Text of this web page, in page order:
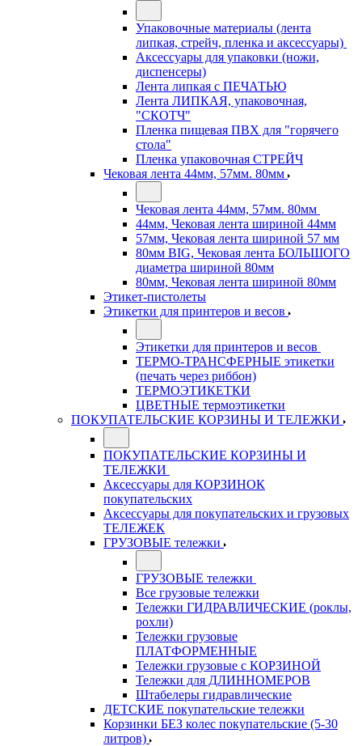
Упаковочные материалы (лента
липкая, стрейч, пленка и аксессуары)
Аксессуары для упаковки (ножи,
диспенсеры)
Лента липкая с ПЕЧАТЬЮ
Лента ЛИПКАЯ, упаковочная,
"СКОТЧ"
Пленка пищевая ПВХ для "горячего
стола"
Пленка упаковочная СТРЕЙЧ
Чековая лента 44мм, 57мм. 80мм
Чековая лента 44мм, 57мм. 80мм
44мм, Чековая лента шириной 44мм
57мм, Чековая лента шириной 57 мм
80мм BIG, Чековая лента БОЛЬШОГО
диаметра шириной 80мм
80мм, Чековая лента шириной 80мм
Этикет-пистолеты
Этикетки для принтеров и весов
Этикетки для принтеров и весов
ТЕРМО-ТРАНСФЕРНЫЕ этикетки
(печать через риббон)
ТЕРМОЭТИКЕТКИ
ЦВЕТНЫЕ термоэтикетки
ПОКУПАТЕЛЬСКИЕ КОРЗИНЫ И ТЕЛЕЖКИ
ПОКУПАТЕЛЬСКИЕ КОРЗИНЫ И
ТЕЛЕЖКИ
Аксессуары для КОРЗИНОК
покупательских
Аксессуары для покупательских и грузовых
ТЕЛЕЖЕК
ГРУЗОВЫЕ тележки
ГРУЗОВЫЕ тележки
Все грузовые тележки
Тележки ГИДРАВЛИЧЕСКИЕ (роклы,
рохли)
Тележки грузовые
ПЛАТФОРМЕННЫЕ
Тележки грузовые с КОРЗИНОЙ
Тележки для ДЛИННОМЕРОВ
Штабелеры гидравлические
ДЕТСКИЕ покупательские тележки
Корзинки БЕЗ колес покупательские (5-30
литров)